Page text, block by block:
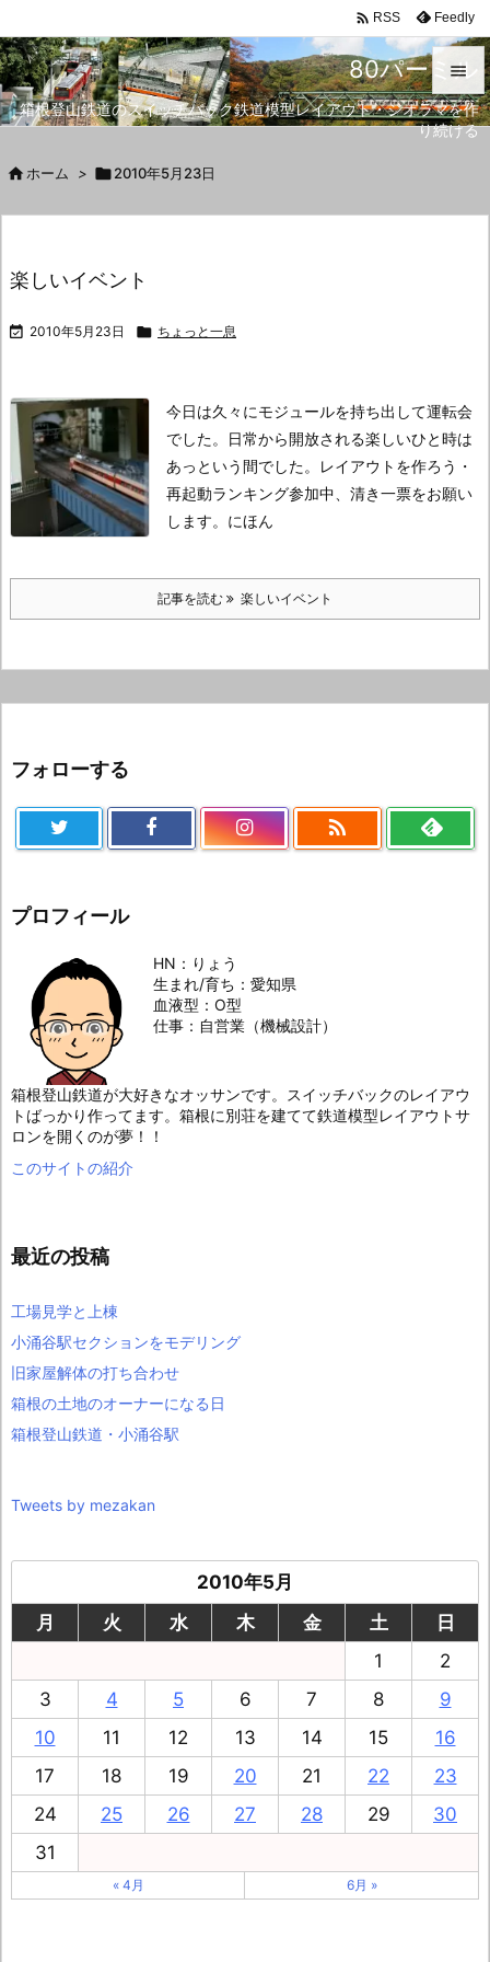
80パーミル
箱根登山鉄道のスイッチバック鉄道模型レイアウト・ジオラマを作
り続ける


メニュ
 RSS Feedly
 ホーム > 2010年5月23日
楽しいイベント
 2010年5月23日  ちょっと一息
今日は久々にモジュールを持ち出して運転会
でした。
日常から開放される楽しいひと時は
あっという間でした。
レイアウトを作ろう・
再起動ランキング参加中、清き一票をお願い
します。 にほん
記事を読む 楽しいイベント
フォローする

プロフィール
HN：りょう
生まれ/育ち：愛知県
血液型：O型
仕事：自営業（機械設計）
箱根登山鉄道が大好きなオッサンです。スイッチバックのレイアウ
トばっかり作ってます。箱根に別荘を建てて鉄道模型レイアウトサ
ロンを開くのが夢！！
このサイトの紹介
最近の投稿
工場見学と上棟
小涌谷駅セクションをモデリング
旧家屋解体の打ち合わせ
箱根の土地のオーナーになる日
箱根登山鉄道・小涌谷駅
Tweets by mezakan
2010年5月
月
火 水 木 金 土
日
1
2
3
4 5 6 7 8
9
10
11 12 13 14 15
16
17
18 19 20 21 22
23
24
25 26 27 28 29
30
31
« 4月 6月 »